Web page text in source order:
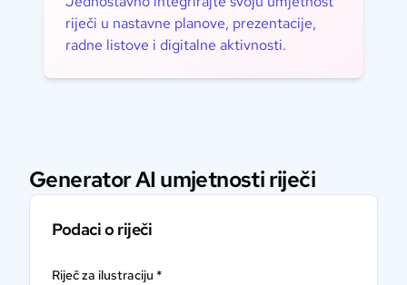
riječi u nastavne planove, prezentacije,
radne listove i digitalne aktivnosti.
Generator AI umjetnosti riječi
Podaci o riječi
Riječ za ilustraciju *